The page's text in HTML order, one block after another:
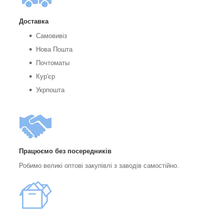
Доставка
Самовивіз
Нова Пошта
Почтоматы
Кур'єр
Укрпошта
Працюємо без посередників
Робимо великі оптові закупівлі з заводів самостійно.